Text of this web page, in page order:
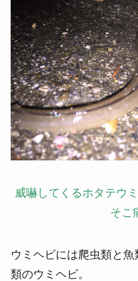
威嚇してくるホタテウ
そこ
ウミヘビには爬虫類と
類のウミヘビ。